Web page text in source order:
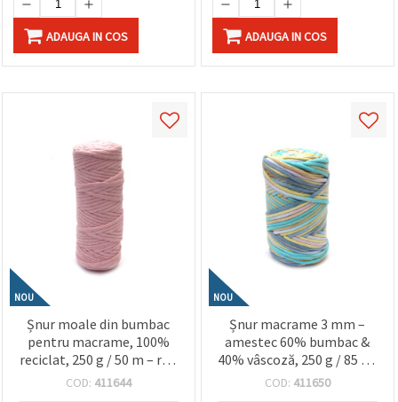
ADAUGA IN COS ADAUGA IN COS
NOU
Șnur moale din bumbac
pentru macrame, 100%
reciclat, 250 g / 50 m – roz
deschis, ideal pentru
COD: 411644
NOU
Șnur macrame 3 mm –
amestec 60% bumbac &
40% vâscoză, 250 g / 85 m,
melanj multicolor, ideal
COD: 411650